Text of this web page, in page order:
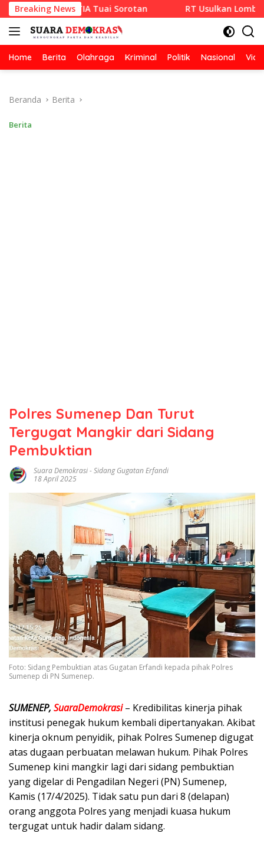
Langsung
ke
konten
Breaking News
SETIA Tuai Sorotan RT Usulkan Lomba
Home Berita Olahraga Kriminal Politik Nasional
Beranda Berita
Berita
Polres Sumenep Dan Turut
Tergugat Mangkir dari Sidang
Pembuktian
Suara Demokrasi-Sidang Gugatan Erfandi
18 April 2025
Foto: Sidang Pembuktian atas Gugatan Erfandi kepada pihak Polres
Sumenep di PN Sumenep.
SUMENEP, SuaraDemokrasi– Kredibilitas kinerja pihak
institusi penegak hukum kembali dipertanyakan. Akibat
kinerja oknum penyidik, pihak Polres Sumenep digugat
atas dugaan perbuatan melawan hukum. Pihak Polres
Sumenep kini mangkir lagi dari sidang pembuktian
yang digelar di Pengadilan Negeri (PN) Sumenep,
Kamis (17/4/2025). Tidak satu pun dari 8 (delapan)
orang anggota Polres yang menjadi kuasa hukum
tergugat untuk hadir dalam sidang.